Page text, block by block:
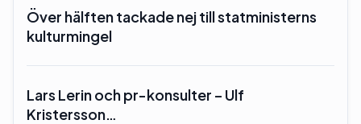
Över hälften tackade nej till statministerns
kulturmingel
Lars Lerin och pr-konsulter – Ulf
Kristersson…